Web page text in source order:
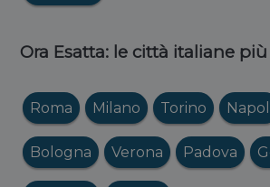
Ora Esatta: le città italiane
Roma Milano Torino
Bologna Verona Padova